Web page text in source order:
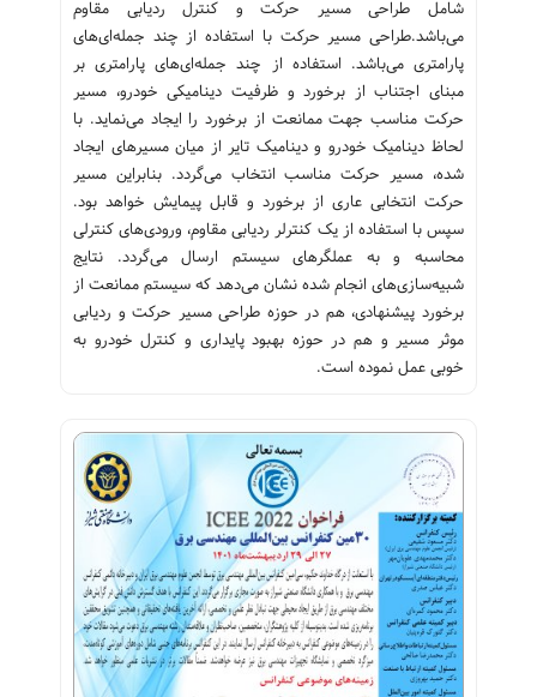
شامل طراحی مسیر حرکت و کنترل ردیابی مقاوم
می‌باشد.طراحی مسیر حرکت با استفاده از چند جمله‌ای‌های
پارامتری می‌باشد. استفاده از چند جمله‌ای‌های پارامتری بر
مبنای اجتناب از برخورد و ظرفیت دینامیکی خودرو، مسیر
حرکت مناسب جهت ممانعت از برخورد را ایجاد می‌نماید. با
لحاظ دینامیک خودرو و دینامیک تایر از میان مسیرهای ایجاد
شده، مسیر حرکت مناسب انتخاب می‌گردد. بنابراین مسیر
حرکت انتخابی عاری از برخورد و قابل پیمایش خواهد بود.
سپس با استفاده از یک کنترلر ردیابی مقاوم، ورودی‌های کنترلی
محاسبه و به عملگرهای سیستم ارسال می‌گردد. نتایج
شبیه‌سازی‌های انجام شده نشان می‌دهد که سیستم ممانعت از
برخورد پیشنهادی، هم در حوزه طراحی مسیر حرکت و ردیابی
موثر مسیر و هم در حوزه بهبود پایداری و کنترل خودرو به
خوبی عمل نموده است.